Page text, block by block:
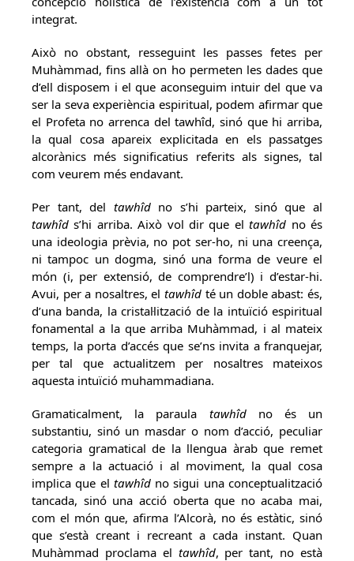
integrat.
Això no obstant, resseguint les passes fetes per
Muhàmmad, fins allà on ho permeten les dades que
d’ell disposem i el que aconseguim intuir del que va
ser la seva experiència espiritual, podem afirmar que
el Profeta no arrenca del tawhîd, sinó que hi arriba,
la qual cosa apareix explicitada en els passatges
alcorànics més significatius referits als signes, tal
com veurem més endavant.
Per tant, del tawhîdno s’hi parteix, sinó que al
tawhîd s’hi arriba. Això vol dir que eltawhîd no és
una ideologia prèvia, no pot ser-ho, ni una creença,
ni tampoc un dogma, sinó una forma de veure el
món (i, per extensió, de comprendre’l) i d’estar-hi.
Avui, per a nosaltres, el tawhîd té un doble abast: és,
d’una banda, la cristal·lització de la intuïció espiritual
fonamental a la que arriba Muhàmmad, i al mateix
temps, la porta d’accés que se’ns invita a franquejar,
per tal que actualitzem per nosaltres mateixos
aquesta intuïció muhammadiana.
Gramaticalment, la paraula tawhîdno és un
substantiu, sinó un masdar o nom d’acció, peculiar
categoria gramatical de la llengua àrab que remet
sempre a la actuació i al moviment, la qual cosa
implica que el tawhîdno sigui una conceptualització
tancada, sinó una acció oberta que no acaba mai,
com el món que, afirma l’Alcorà, no és estàtic, sinó
que s’està creant i recreant a cada instant. Quan
Muhàmmad proclama el tawhîd, per tant, no està